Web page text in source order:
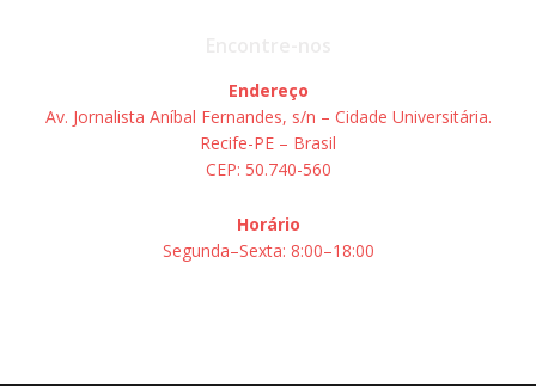
Endereço
Av. Jornalista Aníbal Fernandes, s/n – Cidade Universitária.
Recife-PE – Brasil
CEP: 50.740-560
Horário
Segunda–Sexta: 8:00–18:00